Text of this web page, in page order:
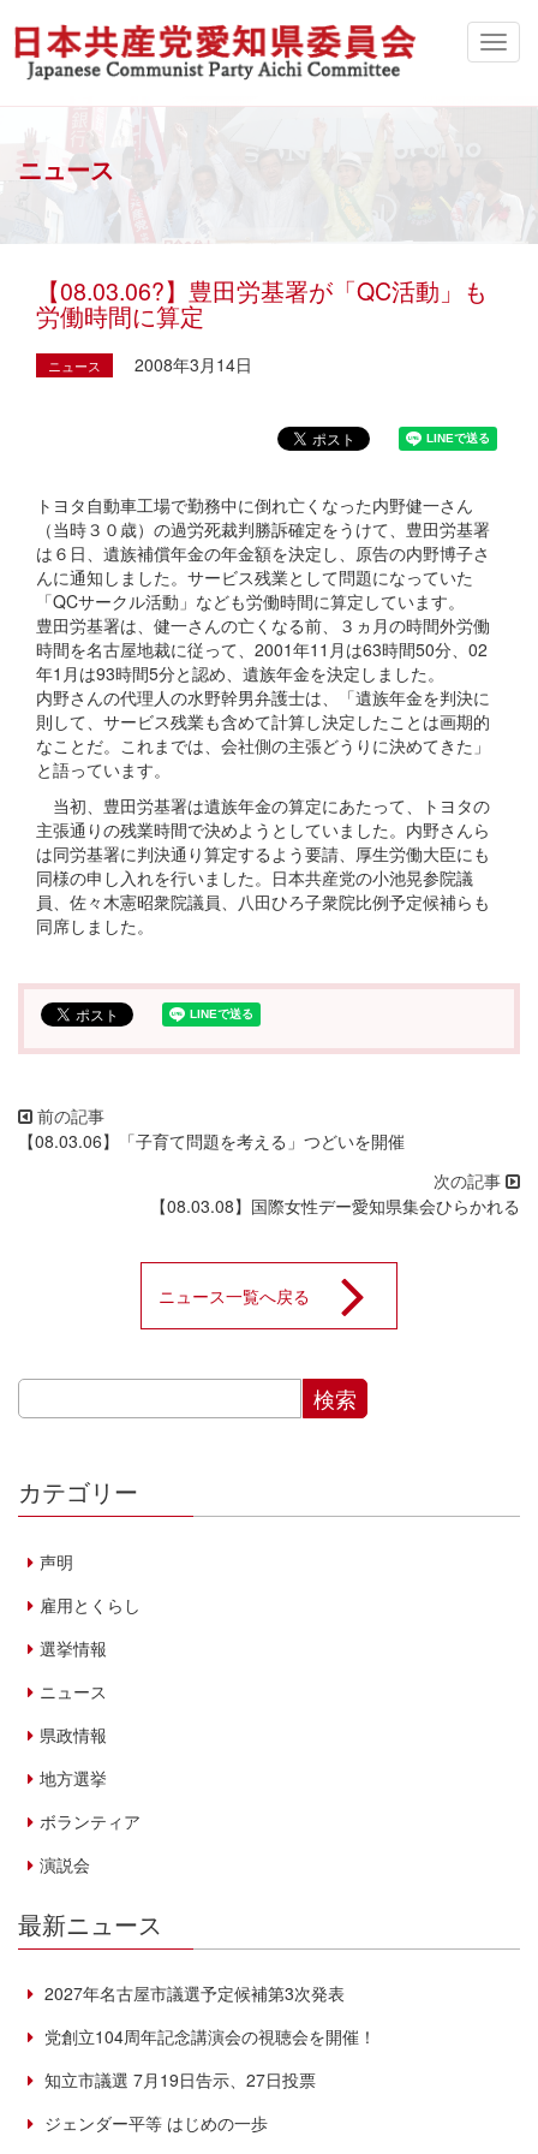
ニュース
【08.03.06?】豊田労基署が「QC活動」も
労働時間に算定
ニュース 2008年3月14日
トヨタ自動車工場で勤務中に倒れ亡くなった内野健一さん
（当時３０歳）の過労死裁判勝訴確定をうけて、豊田労基署
は６日、遺族補償年金の年金額を決定し、原告の内野博子さ
んに通知しました。サービス残業として問題になっていた
「QCサークル活動」なども労働時間に算定しています。
豊田労基署は、健一さんの亡くなる前、３ヵ月の時間外労働
時間を名古屋地裁に従って、2001年11月は63時間50分、02
年1月は93時間5分と認め、遺族年金を決定しました。
内野さんの代理人の水野幹男弁護士は、「遺族年金を判決に
則して、サービス残業も含めて計算し決定したことは画期的
なことだ。これまでは、会社側の主張どうりに決めてきた」
と語っています。
当初、豊田労基署は遺族年金の算定にあたって、トヨタの
主張通りの残業時間で決めようとしていました。内野さんら
は同労基署に判決通り算定するよう要請、厚生労働大臣にも
同様の申し入れを行いました。日本共産党の小池晃参院議
員、佐々木憲昭衆院議員、八田ひろ子衆院比例予定候補らも
同席しました。
【08.03.06】「子育て問題を考える」つどいを開催
【08.03.08】国際女性デー愛知県集会ひらかれる
ニュース一覧へ戻る
カテゴリー
声明
雇用とくらし
選挙情報
ニュース
県政情報
地方選挙
ボランティア
演説会
最新ニュース
2027年名古屋市議選予定候補第3次発表
党創立104周年記念講演会の視聴会を開催！
知立市議選 7月19日告示、27日投票
ジェンダー平等 はじめの一歩